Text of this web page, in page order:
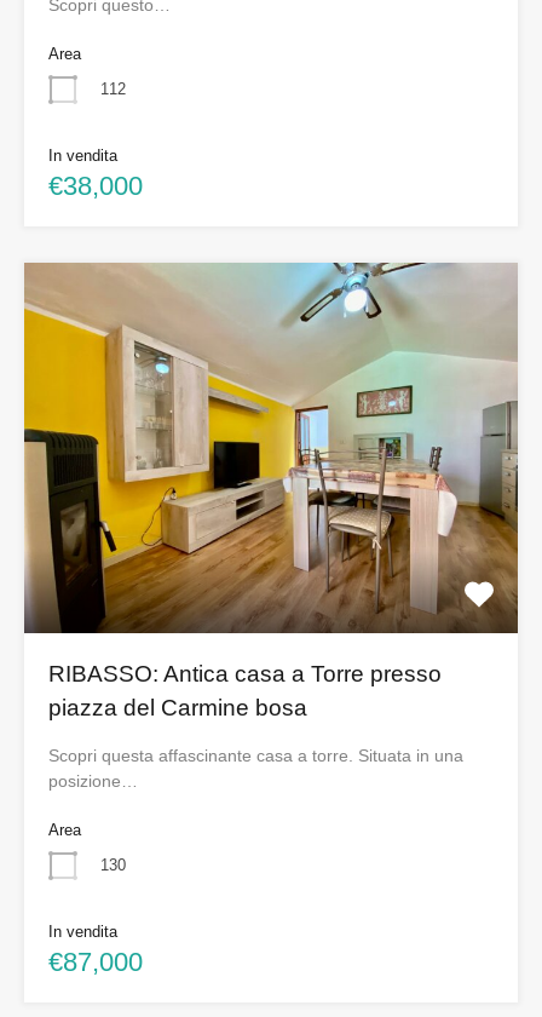
Scopri questo…
Area
112
In vendita
€38,000
RIBASSO: Antica casa a Torre presso
piazza del Carmine bosa
Scopri questa affascinante casa a torre. Situata in una
posizione…
Area
130
In vendita
€87,000